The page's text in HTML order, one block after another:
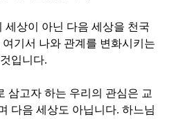
세상이 아닌 다음 세상을 천국
여기서 나와 관계를 변화시키는
입니다.
삼고자 하는 우리의 관심은 교
다음 세상도 아닙니다.하느님